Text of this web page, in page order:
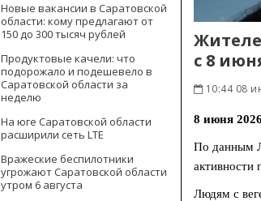
Новые вакансии в Саратовской
области: кому предлагают от
150 до 300 тысяч рублей
Продуктовые качели: что
подорожало и подешевело в
Саратовской области за
неделю
На юге Саратовской области
расширили сеть LTE
Вражеские беспилотники
угрожают Саратовской области
утром 6 августа
с 8
10:44 08
8 июня
По данным
активности
Людям с